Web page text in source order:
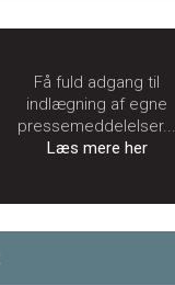
Få fuld adgang til
indlægning af egne
pressemeddelelser...
Læs mere her